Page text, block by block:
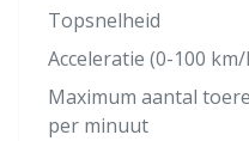
Topsnelheid
Acceleratie (0-100
Maximum aantal
per minuut